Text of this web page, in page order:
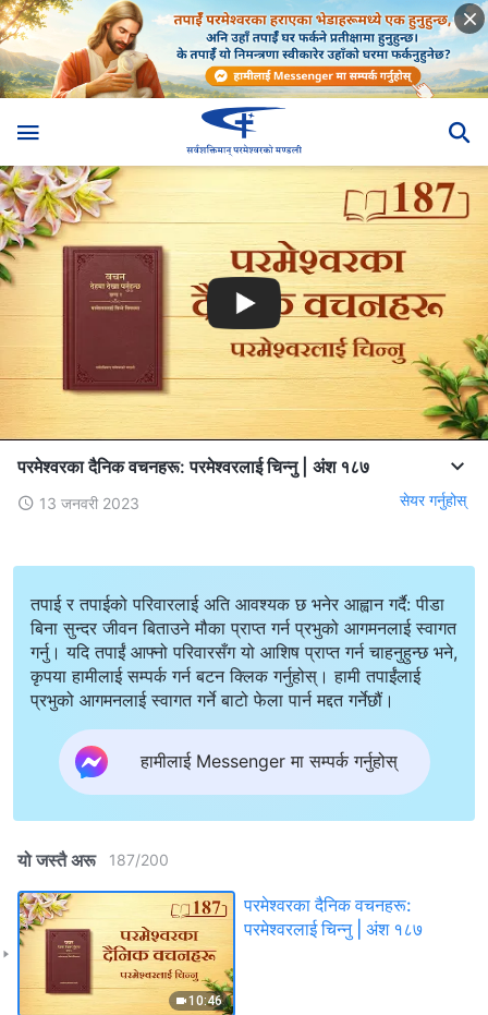
परमेश्‍वरका दैनिक वचनहरू: परमेश्‍वरलाई चिन्‍नु | अंश १८७
13 जनवरी 2023 सेयर गर्नुहोस्
तपाई र तपाईको परिवारलाई अति आवश्यक छ भनेर आह्वान गर्दै: पीडा
बिना सुन्दर जीवन बिताउने मौका प्राप्त गर्न प्रभुको आगमनलाई स्वागत
गर्नु। यदि तपाईं आफ्नो परिवारसँग यो आशिष प्राप्त गर्न चाहनुहुन्छ भने,
कृपया हामीलाई सम्पर्क गर्न बटन क्लिक गर्नुहोस्। हामी तपाईंलाई
प्रभुको आगमनलाई स्वागत गर्ने बाटो फेला पार्न मद्दत गर्नेछौं।
हामीलाई Messenger मा सम्पर्क गर्नुहोस्
यो जस्तै अरू 187/200
10:46
परमेश्‍वरका दैनिक वचनहरू:
परमेश्‍वरलाई चिन्‍नु | अंश १८७